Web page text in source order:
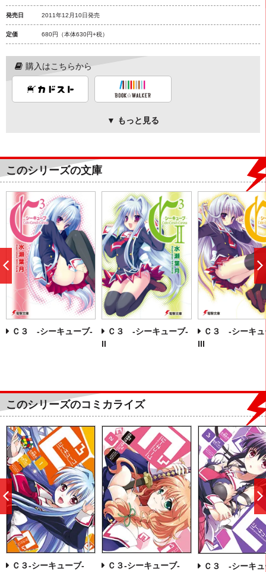
発売日 2011年12月10日発売
定価 680円 （本体630円+税）
購入はこちらから
▼ もっと見る
このシリーズの文庫
Ｃ３ ‐シーキューブ‐
Ｃ３ ‐シーキューブ‐
II
Ｃ３ ‐シーキュ
III
このシリーズのコミカライズ
Ｃ３‐シーキューブ‐
Ｃ３‐シーキューブ‐
Ｃ３ ‐シーキュ
前
へ